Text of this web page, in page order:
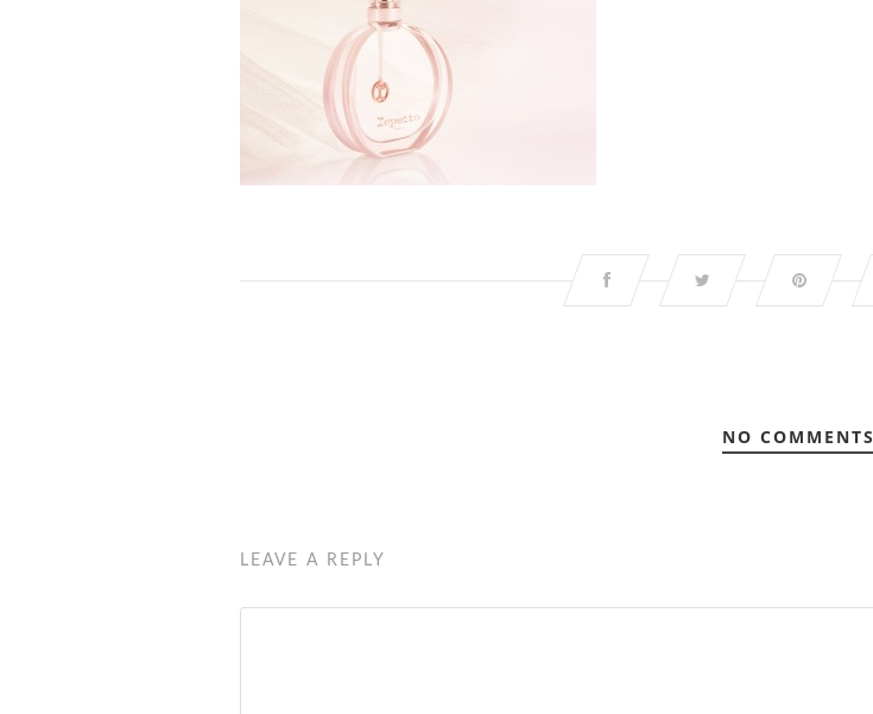
NO COMMENTS
LEAVE A REPLY